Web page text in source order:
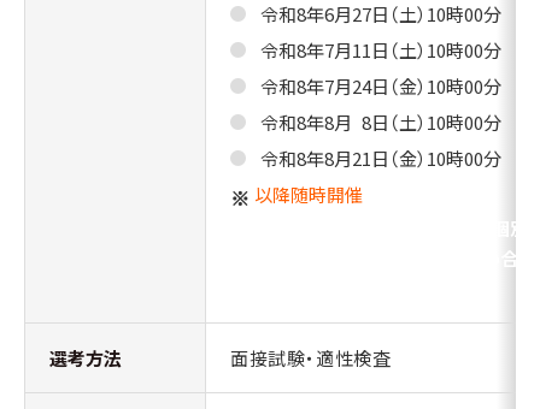
令和8年6月27日（土）10時00分
令和8年7月11日（土）10時00分
令和8年7月24日（金）10時00分
令和8年8月 8日（土）10時00分
令和8年8月21日（金）10時00分
以降随時開催
記日程で都合が合わない場合は、個別
調整いたしますので、下記のお問い合
選考方法 面接試験・適性検査